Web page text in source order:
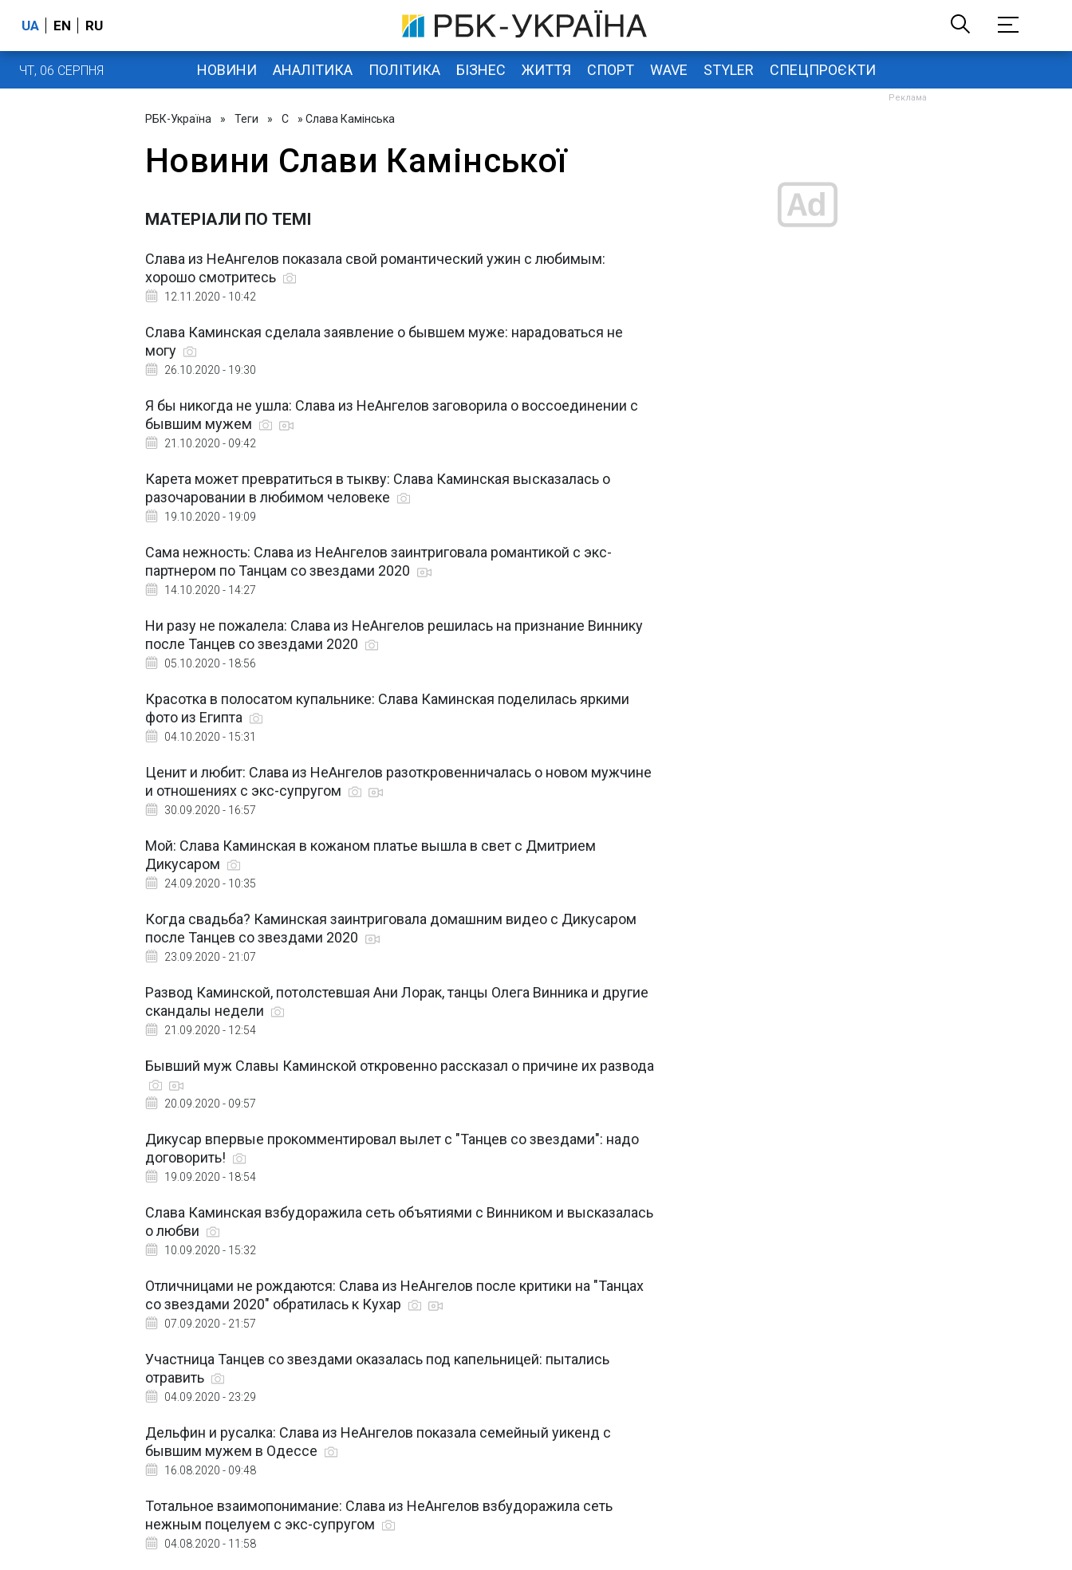
UA EN RU
ЧТ, 06 СЕРПНЯ НОВИНИ АНАЛІТИКА ПОЛІТИКА БІЗНЕС ЖИТТЯ СПОРТ WAVE STYLER СПЕЦПРОЄКТИ
РБК-Україна » Теги » С » Слава Камінська
Новини Слави Камінської
МАТЕРІАЛИ ПО ТЕМІ
Слава из НеАнгелов показала свой романтический ужин с любимым:
хорошо смотритесь
12.11.2020 - 10:42
Слава Каминская сделала заявление о бывшем муже: нарадоваться не
могу
26.10.2020 - 19:30
Я бы никогда не ушла: Слава из НеАнгелов заговорила о воссоединении с
бывшим мужем
21.10.2020 - 09:42
Карета может превратиться в тыкву: Слава Каминская высказалась о
разочаровании в любимом человеке
19.10.2020 - 19:09
Сама нежность: Слава из НеАнгелов заинтриговала романтикой с экс-
партнером по Танцам со звездами 2020
14.10.2020 - 14:27
Ни разу не пожалела: Слава из НеАнгелов решилась на признание Виннику
после Танцев со звездами 2020
05.10.2020 - 18:56
Красотка в полосатом купальнике: Слава Каминская поделилась яркими
фото из Египта
04.10.2020 - 15:31
Ценит и любит: Слава из НеАнгелов разоткровенничалась о новом мужчине
и отношениях с экс-супругом
30.09.2020 - 16:57
Мой: Слава Каминская в кожаном платье вышла в свет с Дмитрием
Дикусаром
24.09.2020 - 10:35
Когда свадьба? Каминская заинтриговала домашним видео с Дикусаром
после Танцев со звездами 2020
23.09.2020 - 21:07
Развод Каминской, потолстевшая Ани Лорак, танцы Олега Винника и другие
скандалы недели
21.09.2020 - 12:54
Бывший муж Славы Каминской откровенно рассказал о причине их развода
20.09.2020 - 09:57
Дикусар впервые прокомментировал вылет с "Танцев со звездами": надо
договорить!
19.09.2020 - 18:54
Слава Каминская взбудоражила сеть объятиями с Винником и высказалась
о любви
10.09.2020 - 15:32
Отличницами не рождаются: Слава из НеАнгелов после критики на "Танцах
со звездами 2020" обратилась к Кухар
07.09.2020 - 21:57
Участница Танцев со звездами оказалась под капельницей: пытались
отравить
04.09.2020 - 23:29
Дельфин и русалка: Слава из НеАнгелов показала семейный уикенд с
бывшим мужем в Одессе
16.08.2020 - 09:48
Тотальное взаимопонимание: Слава из НеАнгелов взбудоражила сеть
нежным поцелуем с экс-супругом
04.08.2020 - 11:58